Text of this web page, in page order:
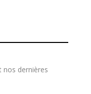
nos dernières